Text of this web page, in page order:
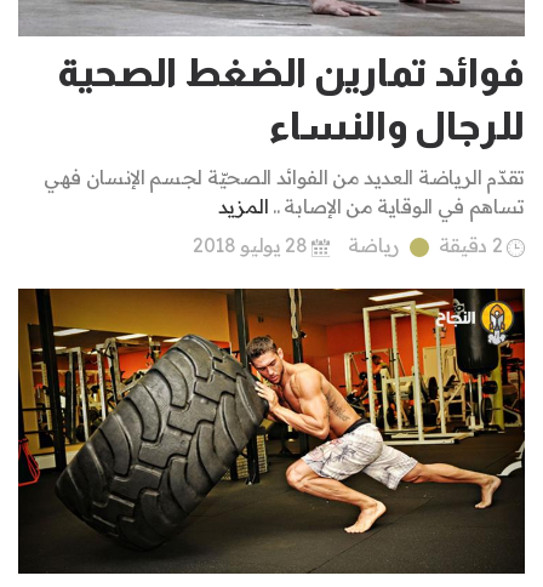
فوائد تمارين الضغط الصحية
للرجال والنساء
تقدّم الرياضة العديد من الفوائد الصحيّة لجسم الإنسان فهي
تساهم في الوقاية من الإصابة .. المزيد
2 دقيقة
رياضة 28 يوليو 2018